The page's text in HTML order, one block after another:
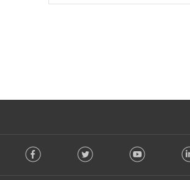
o Facebook Twitter Youtube